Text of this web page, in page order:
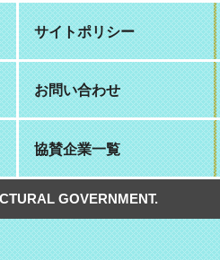
サイトポリシー
お問い合わせ
協賛企業一覧
GOVERNMENT.